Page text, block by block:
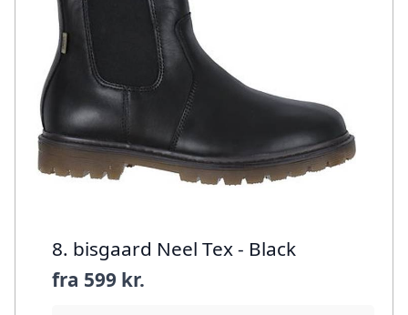
8. bisgaard Neel Tex - Black
fra 599 kr.